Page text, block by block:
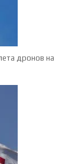
дронов на